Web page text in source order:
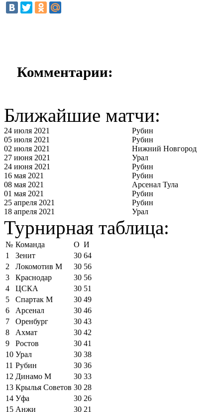
Комментарии:
Ближайшие матчи:
24 июля 2021
Рубин
05 июля 2021
Рубин
02 июля 2021
Нижний Новгород
27 июня 2021
Урал
24 июня 2021
Рубин
16 мая 2021
Рубин
08 мая 2021
Арсенал Тула
01 мая 2021
Рубин
25 апреля 2021
Рубин
18 апреля 2021
Урал
Турнирная таблица:
№ Команда О И
1
Зенит 30 64
2
Локомотив М 30 56
3
Краснодар 30 56
4
ЦСКА 30 51
5
Спартак М 30 49
6
Арсенал 30 46
7
Оренбург 30 43
8
Ахмат 30 42
9
Ростов 30 41
10 Урал 30 38
11 Рубин 30 36
12 Динамо М 30 33
13 Крылья Советов 30 28
14 Уфа 30 26
15 Анжи 30 21